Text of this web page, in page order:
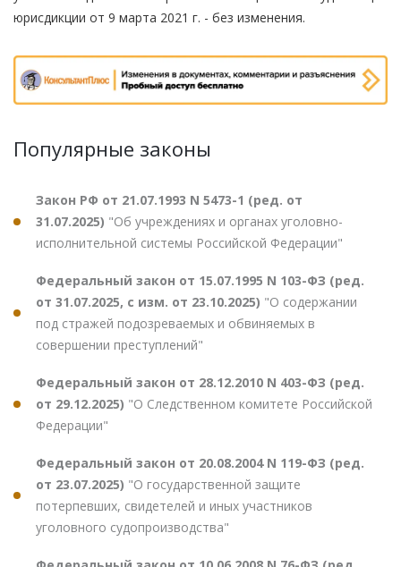
юрисдикции от 9 марта 2021 г. - без изменения.
Популярные законы
Закон РФ от 21.07.1993 N 5473-1 (ред. от
31.07.2025) "Об учреждениях и органах уголовно-
исполнительной системы Российской Федерации"
Федеральный закон от 15.07.1995 N 103-ФЗ (ред.
от 31.07.2025, с изм. от 23.10.2025) "О содержании
под стражей подозреваемых и обвиняемых в
совершении преступлений"
Федеральный закон от 28.12.2010 N 403-ФЗ (ред.
от 29.12.2025) "О Следственном комитете Российской
Федерации"
Федеральный закон от 20.08.2004 N 119-ФЗ (ред.
от 23.07.2025) "О государственной защите
потерпевших, свидетелей и иных участников
уголовного судопроизводства"